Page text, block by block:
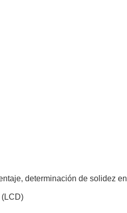
determinación de solidez en